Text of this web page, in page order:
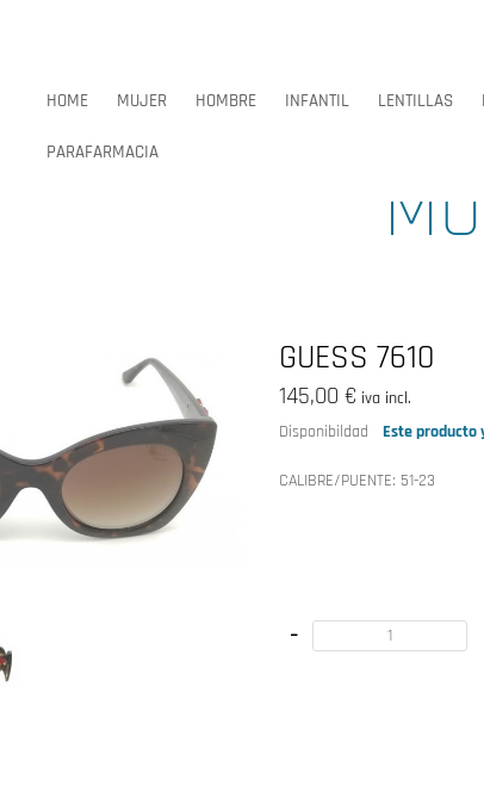
HOME MUJER HOMBRE INFANTIL LENTILLAS
PARAFARMACIA
GUESS 7610
145,00 € iva incl.
Disponibildad
Este producto
CALIBRE/PUENTE: 51-23
-